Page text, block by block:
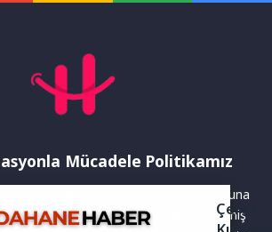
Mücadele Politikamız
doğruluk ilkesi gözetilerek hazırlanır. Buna
eksik, hatalı veya güncelliğini yitirmiş
Çerez